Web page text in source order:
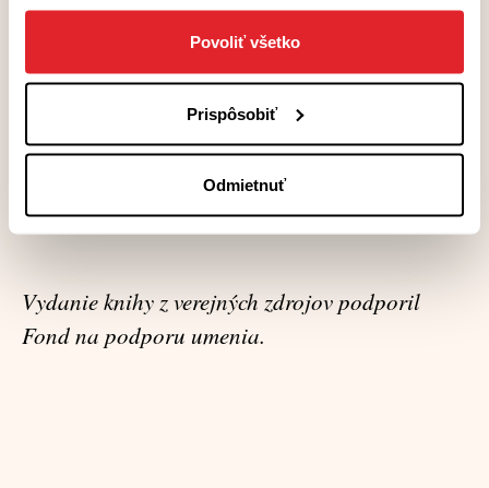
Povoliť všetko
Prispôsobiť
Odmietnuť
redakcia: Magdaléna Poppelková
dizajn: Mária Rojko
edícia -klad, vydavateľstvo Artforum
vychádza 14. 5. 2021
Vydanie knihy z verejných zdrojov podporil
Fond na podporu umenia.